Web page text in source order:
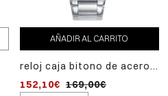
AÑADIR AL CARRITO
reloj caja bitono de acero
de acero,movimento
152,10€ 169,00€